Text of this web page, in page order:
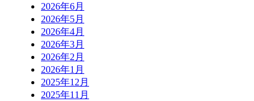
2026年6月
2026年5月
2026年4月
2026年3月
2026年2月
2026年1月
2025年12月
2025年11月